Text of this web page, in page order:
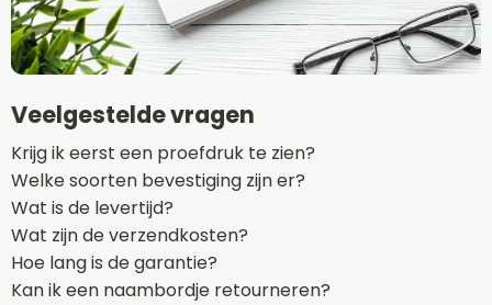
Veelgestelde vragen
Krijg ik eerst een proefdruk te zien?
Welke soorten bevestiging zijn er?
Wat is de levertijd?
Wat zijn de verzendkosten?
Hoe lang is de garantie?
Kan ik een naambordje retourneren?